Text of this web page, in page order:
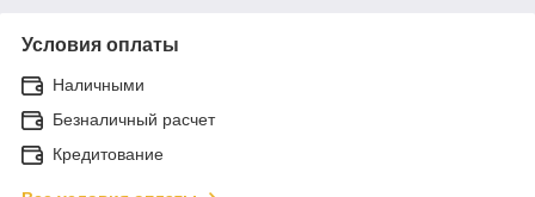
Условия оплаты
Наличными
Безналичный расчет
Кредитование